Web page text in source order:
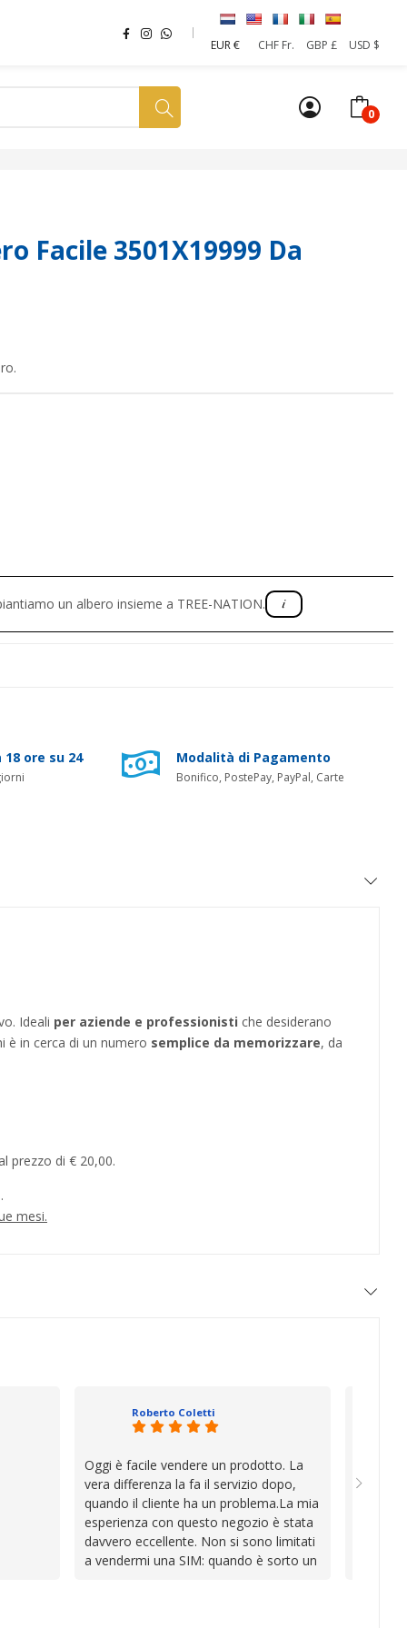
EUR €
CHF Fr. GBP £ USD $
0
Facile 3501X19999 Da
un albero insieme a TREE-NATION.
ore su 24 Modalità di Pagamento
Bonifico, PostePay, PayPal, Carte
Ideali per aziende e professionisti che desiderano
è in cerca di un numero semplice da memorizzare, da
prezzo di € 20,00.
mesi.
Roberto Coletti
Oggi è facile vendere un prodotto. La
vera differenza la fa il servizio dopo,
quando il cliente ha un problema.La mia
esperienza con questo negozio è stata
davvero eccellente. Non si sono limitati
a vendermi una SIM: quando è sorto un
sono